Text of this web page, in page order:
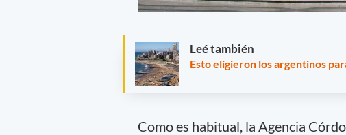
Leé también
Esto eligieron los argentinos
Como es habitual, la Agencia